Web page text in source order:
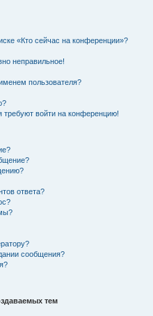
«Кто сейчас на конференции»?
неправильное!
пользователя?
требуют войти на конференцию!
ответа?
сообщения?
тем